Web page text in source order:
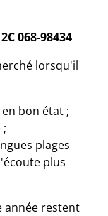
068-98434
lorsqu'il
bon état ;
plages
plus
année restent